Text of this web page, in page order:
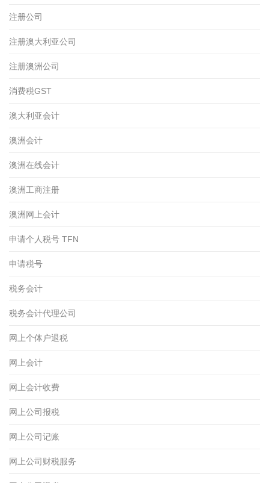
注册公司
注册澳大利亚公司
注册澳洲公司
消费税GST
澳大利亚会计
澳洲会计
澳洲在线会计
澳洲工商注册
澳洲网上会计
申请个人税号 TFN
申请税号
税务会计
税务会计代理公司
网上个体户退税
网上会计
网上会计收费
网上公司报税
网上公司记账
网上公司财税服务